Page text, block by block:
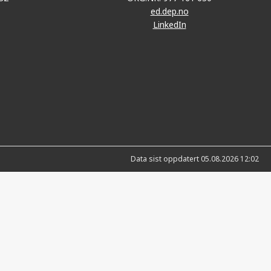
ed.dep.no
LinkedIn
Data sist oppdatert 05.08.2026 12:02